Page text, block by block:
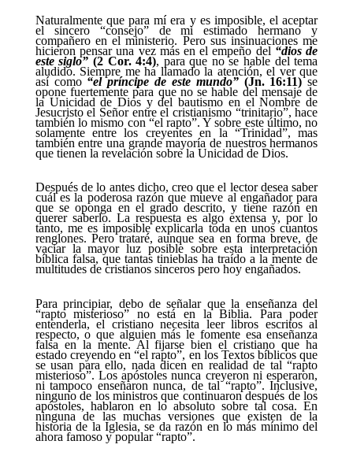
Naturalmente que para mí era y es imposible, el aceptar
el sincero “consejo” de mi estimado hermano y
compañero en el ministerio. Pero sus insinuaciones me
hicieron pensar una vez más en el empeño del “dios de
este siglo” (2 Cor. 4:4), para que no se hable del tema
aludido. Siempre me ha llamado la atención, el ver que
así como “el príncipe de este mundo” (Jn. 16:11)se
opone fuertemente para que no se hable del mensaje de
la Unicidad de Dios y del bautismo en el Nombre de
Jesucristo el Señor entre el cristianismo “trinitario”, hace
también lo mismo con “el rapto”. Y sobre este último, no
solamente entre los creyentes en la “Trinidad”, mas
también entre una grande mayoría de nuestros hermanos
que tienen la revelación sobre la Unicidad de Dios.
Después de lo antes dicho, creo que el lector desea saber
cuál es la poderosa razón que mueve al engañador para
que se oponga en el grado descrito, y tiene razón en
querer saberlo. La respuesta es algo extensa y, por lo
tanto, me es imposible explicarla toda en unos cuantos
renglones. Pero trataré, aunque sea en forma breve, de
vaciar la mayor luz posible sobre esta interpretación
bíblica falsa, que tantas tinieblas ha traído a la mente de
multitudes de cristianos sinceros pero hoy engañados.
Para principiar, debo de señalar que la enseñanza del
“rapto misterioso” no está en la Biblia. Para poder
entenderla, el cristiano necesita leer libros escritos al
respecto, o que alguien más le fomente esa enseñanza
falsa en la mente. Al fijarse bien el cristiano que ha
estado creyendo en “el rapto”, en los Textos bíblicos que
se usan para ello, nada dicen en realidad de tal “rapto
misterioso”. Los apóstoles nunca creyeron ni esperaron,
ni tampoco enseñaron nunca, de tal “rapto”. Inclusive,
ninguno de los ministros que continuaron después de los
apóstoles, hablaron en lo absoluto sobre tal cosa. En
ninguna de las muchas versiones que existen de la
historia de la Iglesia, se da razón en lo más mínimo del
ahora famoso y popular “rapto”.